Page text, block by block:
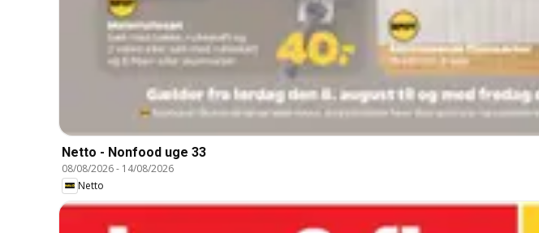
Netto - Nonfood uge 33
08/08/2026- 14/08/2026
Netto